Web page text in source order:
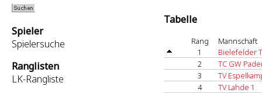
Spieler
Spielersuche
Ranglisten
LK-Rangliste
Tabelle
Rang
Mannschaft
1
Bielefelder
2
TC GW
3
TV
4
TV Lahde 1